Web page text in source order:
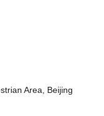
Area, Beijing